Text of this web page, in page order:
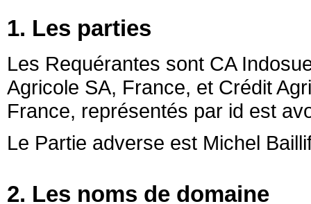
1. Les parties
Les Requérantes sont CA
Agricole SA, France, et Crédit
France, représentés par id est
Le Partie adverse est Michel
2. Les noms de domaine